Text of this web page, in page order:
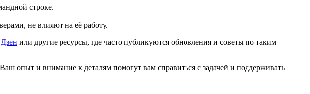
строке.
не влияют на её работу.
или другие ресурсы, где часто публикуются обновления и советы по таким
опыт и внимание к деталям помогут вам справиться с задачей и поддерживать